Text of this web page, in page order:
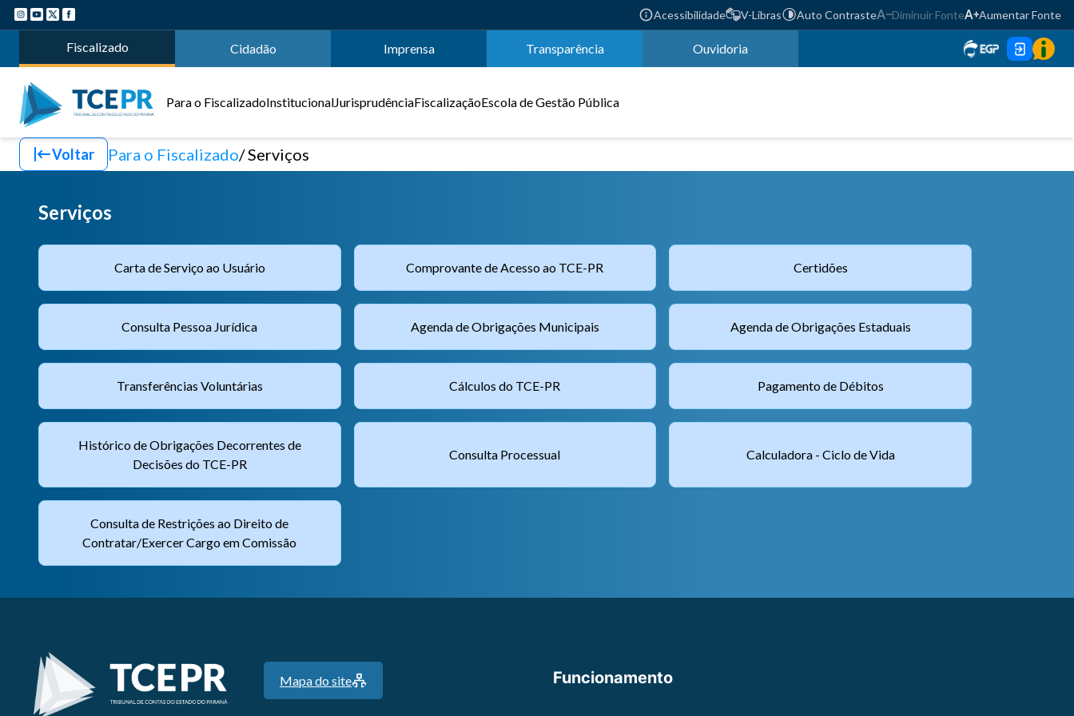
Acessibilidade V-Libras Auto Contraste Diminuir Fonte Aumentar Fonte
Fiscalizado Cidadão Imprensa Transparência Ouvidoria
Para o FiscalizadoInstitucionalJurisprudênciaFiscalizaçãoEscola de Gestão Pública
Voltar Para o Fiscalizado Serviços
Serviços
Carta de Serviço ao Usuário Comprovante de Acesso ao TCE-PR Certidões
Consulta Pessoa Jurídica Agenda de Obrigações Municipais Agenda de Obrigações Estaduais
Transferências Voluntárias Cálculos do TCE-PR Pagamento de Débitos
Histórico de Obrigações Decorrentes de
Decisões do TCE-PR
Consulta Processual Calculadora - Ciclo de Vida
Consulta de Restrições ao Direito de
Contratar/Exercer Cargo em Comissão
Mapa do site Funcionamento